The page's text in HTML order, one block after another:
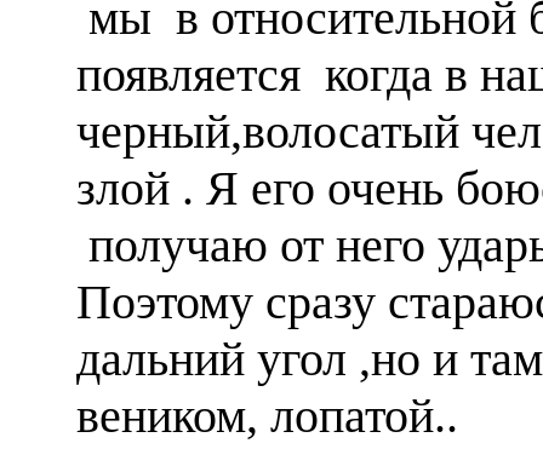
мы в относительной
появляется когда в
черный,волосатый
злой . Я его очень
получаю от него
Поэтому сразу
дальний угол ,но и
веником, лопатой..